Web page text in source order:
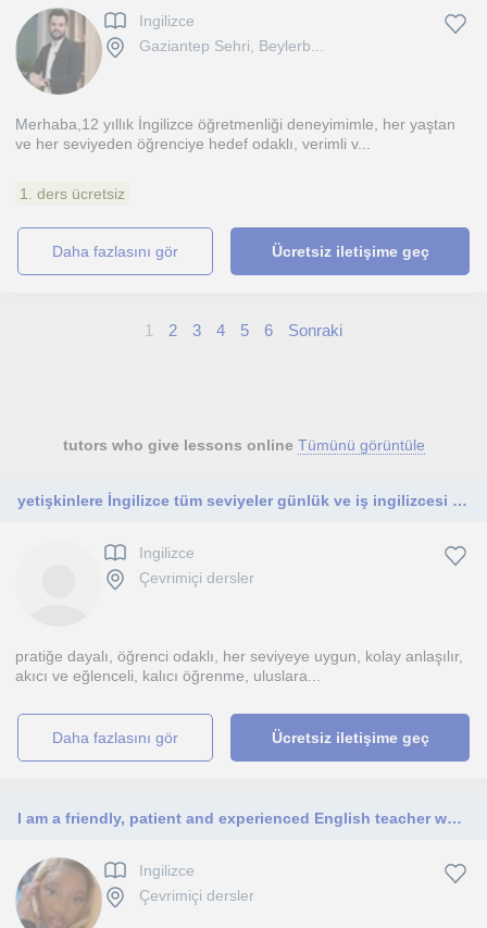
Ingilizce
Gaziantep Sehri, Beylerb...
Merhaba,12 yıllık İngilizce öğretmenliği deneyimimle, her yaştan
ve her seviyeden öğrenciye hedef odaklı, verimli v...
1. ders ücretsiz
daha fazlasını gör Ücretsiz iletişime geç
1 2 3 4 5 6 Sonraki
tutors who give lessons online Tümünü görüntüle
yetişkinlere İngilizce tüm seviyeler günlük ve iş ingilizcesi sınavlara hazırlık
Ingilizce
Çevrimiçi dersler
pratiğe dayalı, öğrenci odaklı, her seviyeye uygun, kolay anlaşılır,
akıcı ve eğlenceli, kalıcı öğrenme, uluslara...
daha fazlasını gör Ücretsiz iletişime geç
I am a friendly, patient and experienced English teacher who makes learning fun.
Ingilizce
Çevrimiçi dersler